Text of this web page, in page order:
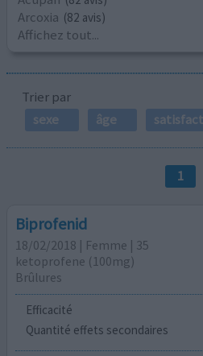
Arcoxia (82 avis)
Affichez tout...
Trier par
sexe
âge
1
Biprofenid
18/02/2018 | Femme | 35
ketoprofene (100mg)
Brûlures
Efficacité
Quantité effets secondaires